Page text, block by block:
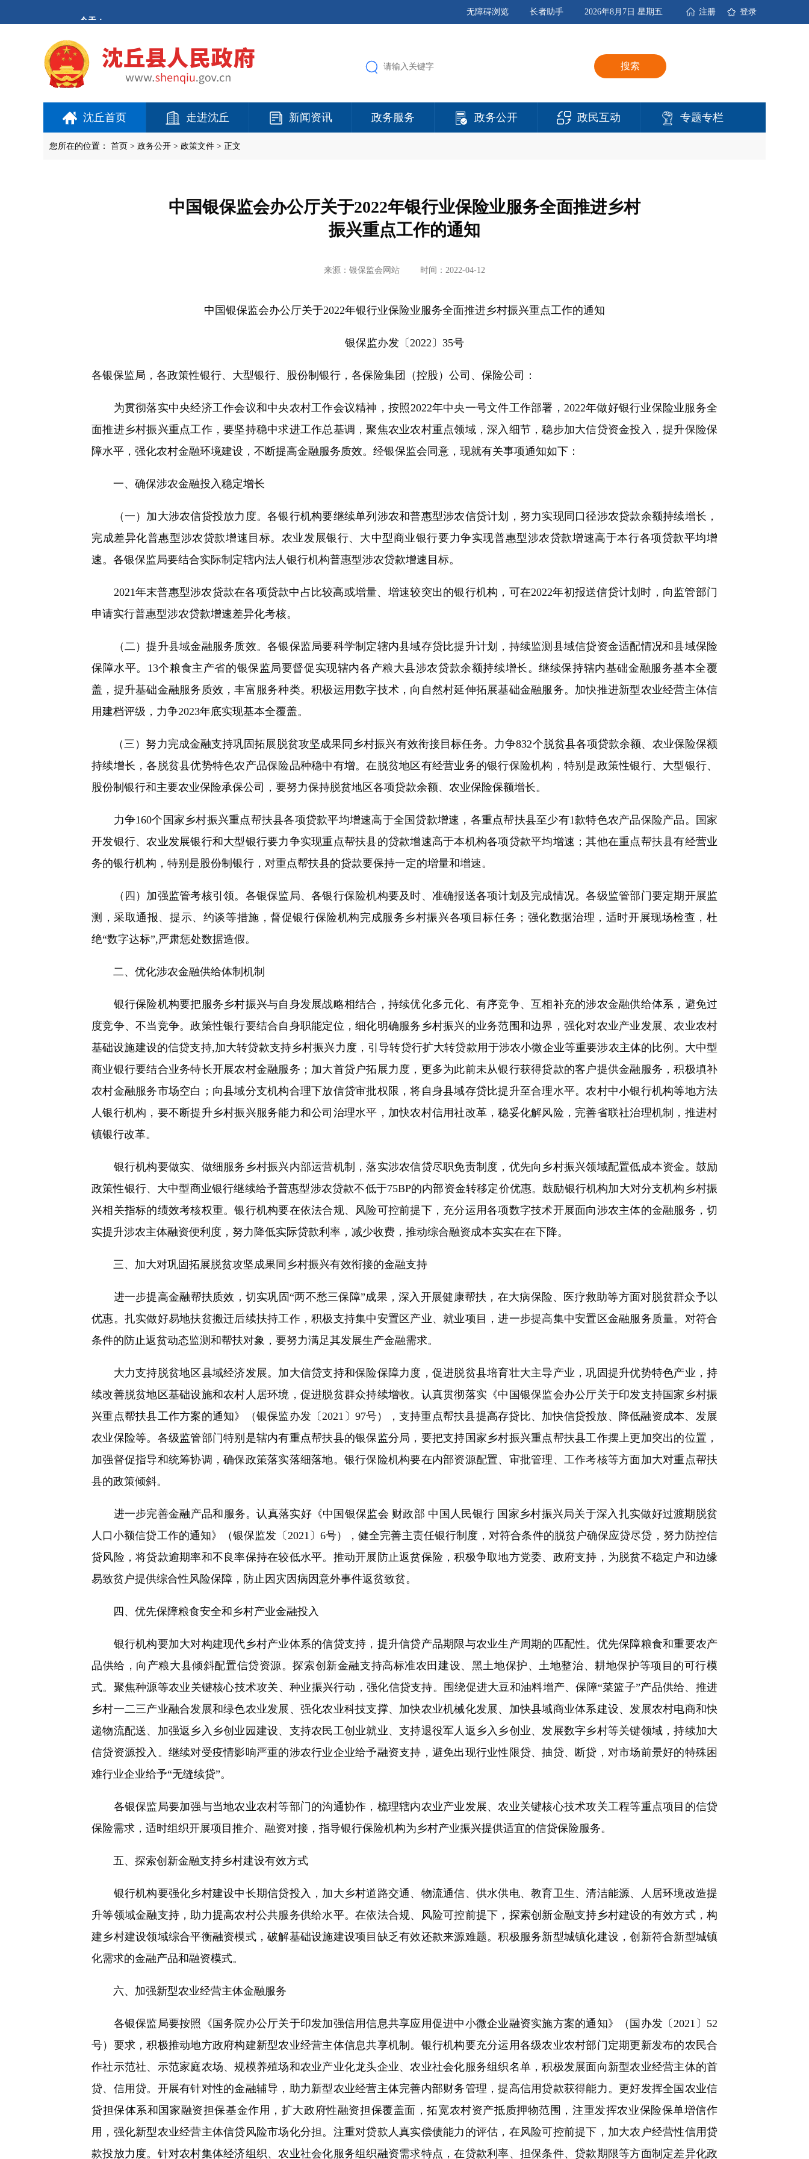
进
登录
注册
2026年8月7日 星期五
长者助手
无障碍浏览
搜索
沈丘首页 走进沈丘 新闻资讯 政务服务 政务公开 政民互动 专题专栏
您所在的位置： 首页 > 政务公开 > 政策文件 > 正文
中国银保监会办公厅关于2022年银行业保险业服务全面推进乡村
振兴重点工作的通知
来源：银保监会网站 时间：2022-04-12
中国银保监会办公厅关于2022年银行业保险业服务全面推进乡村振兴重点工作的通知
银保监办发〔2022〕35号
各银保监局，各政策性银行、大型银行、股份制银行，各保险集团（控股）公司、保险公司：
为贯彻落实中央经济工作会议和中央农村工作会议精神，按照2022年中央一号文件工作部署，2022年做好银行业保险业服务全
面推进乡村振兴重点工作，要坚持稳中求进工作总基调，聚焦农业农村重点领域，深入细节，稳步加大信贷资金投入，提升保险保
障水平，强化农村金融环境建设，不断提高金融服务质效。经银保监会同意，现就有关事项通知如下：
一、确保涉农金融投入稳定增长
（一）加大涉农信贷投放力度。各银行机构要继续单列涉农和普惠型涉农信贷计划，努力实现同口径涉农贷款余额持续增长，
完成差异化普惠型涉农贷款增速目标。农业发展银行、大中型商业银行要力争实现普惠型涉农贷款增速高于本行各项贷款平均增
速。各银保监局要结合实际制定辖内法人银行机构普惠型涉农贷款增速目标。
2021年末普惠型涉农贷款在各项贷款中占比较高或增量、增速较突出的银行机构，可在2022年初报送信贷计划时，向监管部门
申请实行普惠型涉农贷款增速差异化考核。
（二）提升县域金融服务质效。各银保监局要科学制定辖内县域存贷比提升计划，持续监测县域信贷资金适配情况和县域保险
保障水平。13个粮食主产省的银保监局要督促实现辖内各产粮大县涉农贷款余额持续增长。继续保持辖内基础金融服务基本全覆
盖，提升基础金融服务质效，丰富服务种类。积极运用数字技术，向自然村延伸拓展基础金融服务。加快推进新型农业经营主体信
用建档评级，力争2023年底实现基本全覆盖。
（三）努力完成金融支持巩固拓展脱贫攻坚成果同乡村振兴有效衔接目标任务。力争832个脱贫县各项贷款余额、农业保险保额
持续增长，各脱贫县优势特色农产品保险品种稳中有增。在脱贫地区有经营业务的银行保险机构，特别是政策性银行、大型银行、
股份制银行和主要农业保险承保公司，要努力保持脱贫地区各项贷款余额、农业保险保额增长。
力争160个国家乡村振兴重点帮扶县各项贷款平均增速高于全国贷款增速，各重点帮扶县至少有1款特色农产品保险产品。国家
开发银行、农业发展银行和大型银行要力争实现重点帮扶县的贷款增速高于本机构各项贷款平均增速；其他在重点帮扶县有经营业
务的银行机构，特别是股份制银行，对重点帮扶县的贷款要保持一定的增量和增速。
（四）加强监管考核引领。各银保监局、各银行保险机构要及时、准确报送各项计划及完成情况。各级监管部门要定期开展监
测，采取通报、提示、约谈等措施，督促银行保险机构完成服务乡村振兴各项目标任务；强化数据治理，适时开展现场检查，杜
绝“数字达标”,严肃惩处数据造假。
二、优化涉农金融供给体制机制
银行保险机构要把服务乡村振兴与自身发展战略相结合，持续优化多元化、有序竞争、互相补充的涉农金融供给体系，避免过
度竞争、不当竞争。政策性银行要结合自身职能定位，细化明确服务乡村振兴的业务范围和边界，强化对农业产业发展、农业农村
基础设施建设的信贷支持,加大转贷款支持乡村振兴力度，引导转贷行扩大转贷款用于涉农小微企业等重要涉农主体的比例。大中型
商业银行要结合业务特长开展农村金融服务；加大首贷户拓展力度，更多为此前未从银行获得贷款的客户提供金融服务，积极填补
农村金融服务市场空白；向县域分支机构合理下放信贷审批权限，将自身县域存贷比提升至合理水平。农村中小银行机构等地方法
人银行机构，要不断提升乡村振兴服务能力和公司治理水平，加快农村信用社改革，稳妥化解风险，完善省联社治理机制，推进村
镇银行改革。
银行机构要做实、做细服务乡村振兴内部运营机制，落实涉农信贷尽职免责制度，优先向乡村振兴领域配置低成本资金。鼓励
政策性银行、大中型商业银行继续给予普惠型涉农贷款不低于75BP的内部资金转移定价优惠。鼓励银行机构加大对分支机构乡村振
兴相关指标的绩效考核权重。银行机构要在依法合规、风险可控前提下，充分运用各项数字技术开展面向涉农主体的金融服务，切
实提升涉农主体融资便利度，努力降低实际贷款利率，减少收费，推动综合融资成本实实在在下降。
三、加大对巩固拓展脱贫攻坚成果同乡村振兴有效衔接的金融支持
进一步提高金融帮扶质效，切实巩固“两不愁三保障”成果，深入开展健康帮扶，在大病保险、医疗救助等方面对脱贫群众予以
优惠。扎实做好易地扶贫搬迁后续扶持工作，积极支持集中安置区产业、就业项目，进一步提高集中安置区金融服务质量。对符合
条件的防止返贫动态监测和帮扶对象，要努力满足其发展生产金融需求。
大力支持脱贫地区县域经济发展。加大信贷支持和保险保障力度，促进脱贫县培育壮大主导产业，巩固提升优势特色产业，持
续改善脱贫地区基础设施和农村人居环境，促进脱贫群众持续增收。认真贯彻落实《中国银保监会办公厅关于印发支持国家乡村振
兴重点帮扶县工作方案的通知》（银保监办发〔2021〕97号），支持重点帮扶县提高存贷比、加快信贷投放、降低融资成本、发展
农业保险等。各级监管部门特别是辖内有重点帮扶县的银保监分局，要把支持国家乡村振兴重点帮扶县工作摆上更加突出的位置，
加强督促指导和统筹协调，确保政策落实落细落地。银行保险机构要在内部资源配置、审批管理、工作考核等方面加大对重点帮扶
县的政策倾斜。
进一步完善金融产品和服务。认真落实好《中国银保监会 财政部 中国人民银行 国家乡村振兴局关于深入扎实做好过渡期脱贫
人口小额信贷工作的通知》（银保监发〔2021〕6号），健全完善主责任银行制度，对符合条件的脱贫户确保应贷尽贷，努力防控信
贷风险，将贷款逾期率和不良率保持在较低水平。推动开展防止返贫保险，积极争取地方党委、政府支持，为脱贫不稳定户和边缘
易致贫户提供综合性风险保障，防止因灾因病因意外事件返贫致贫。
四、优先保障粮食安全和乡村产业金融投入
银行机构要加大对构建现代乡村产业体系的信贷支持，提升信贷产品期限与农业生产周期的匹配性。优先保障粮食和重要农产
品供给，向产粮大县倾斜配置信贷资源。探索创新金融支持高标准农田建设、黑土地保护、土地整治、耕地保护等项目的可行模
式。聚焦种源等农业关键核心技术攻关、种业振兴行动，强化信贷支持。围绕促进大豆和油料增产、保障“菜篮子”产品供给、推进
乡村一二三产业融合发展和绿色农业发展、强化农业科技支撑、加快农业机械化发展、加快县域商业体系建设、发展农村电商和快
递物流配送、加强返乡入乡创业园建设、支持农民工创业就业、支持退役军人返乡入乡创业、发展数字乡村等关键领域，持续加大
信贷资源投入。继续对受疫情影响严重的涉农行业企业给予融资支持，避免出现行业性限贷、抽贷、断贷，对市场前景好的特殊困
难行业企业给予“无缝续贷”。
各银保监局要加强与当地农业农村等部门的沟通协作，梳理辖内农业产业发展、农业关键核心技术攻关工程等重点项目的信贷
保险需求，适时组织开展项目推介、融资对接，指导银行保险机构为乡村产业振兴提供适宜的信贷保险服务。
五、探索创新金融支持乡村建设有效方式
银行机构要强化乡村建设中长期信贷投入，加大乡村道路交通、物流通信、供水供电、教育卫生、清洁能源、人居环境改造提
升等领域金融支持，助力提高农村公共服务供给水平。在依法合规、风险可控前提下，探索创新金融支持乡村建设的有效方式，构
建乡村建设领域综合平衡融资模式，破解基础设施建设项目缺乏有效还款来源难题。积极服务新型城镇化建设，创新符合新型城镇
化需求的金融产品和融资模式。
六、加强新型农业经营主体金融服务
各银保监局要按照《国务院办公厅关于印发加强信用信息共享应用促进中小微企业融资实施方案的通知》（国办发〔2021〕52
号）要求，积极推动地方政府构建新型农业经营主体信息共享机制。银行机构要充分运用各级农业农村部门定期更新发布的农民合
作社示范社、示范家庭农场、规模养殖场和农业产业化龙头企业、农业社会化服务组织名单，积极发展面向新型农业经营主体的首
贷、信用贷。开展有针对性的金融辅导，助力新型农业经营主体完善内部财务管理，提高信用贷款获得能力。更好发挥全国农业信
贷担保体系和国家融资担保基金作用，扩大政府性融资担保覆盖面，拓宽农村资产抵质押物范围，注重发挥农业保险保单增信作
用，强化新型农业经营主体信贷风险市场化分担。注重对贷款人真实偿债能力的评估，在风险可控前提下，加大农户经营性信用贷
款投放力度。针对农村集体经济组织、农业社会化服务组织融资需求特点，在贷款利率、担保条件、贷款期限等方面制定差异化政